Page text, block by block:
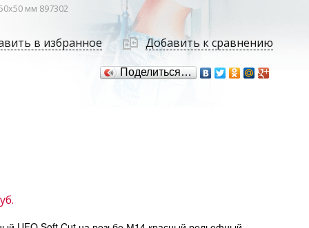
мм 897302
в избранное Добавить к сравнению
Поделиться…